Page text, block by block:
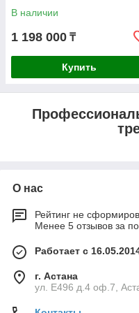
В наличии
1 198 000 ₸
Купить
О нас
Рейтинг не
Менее 5 отзывов за
Работает с
г. Астана
ул. Е496 д.4 оф.7,